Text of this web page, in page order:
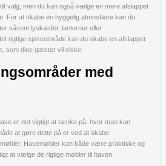
valg, men du kan også vælge en mere afslappet
For at skabe en hyggelig atmosfære kan du
såsom lyskæder, lanterner eller
rigtige spiseområde kan du skabe en afslappet
som dine gæster vil elske.
med
er det vigtigt at tænke på, hvor man kan
at gøre dette på er ved at skabe
Havemøbler kan både være praktiske og
at vælge de rigtige møbler til haven.